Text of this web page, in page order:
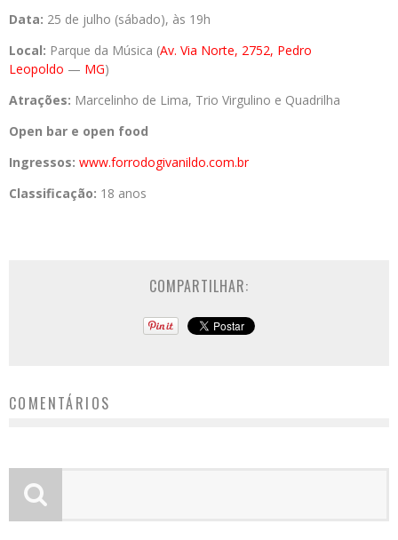
Data: 25 de julho (sábado), às 19h
Local: Parque da Música (Av. Via Norte, 2752, Pedro
Leopoldo — MG)
Atrações: Marcelinho de Lima, Trio Virgulino e Quadrilha
Open bar e open food
Ingressos: www.forrodogivanildo.com.br
Classificação: 18 anos
COMPARTILHAR:
COMENTÁRIOS